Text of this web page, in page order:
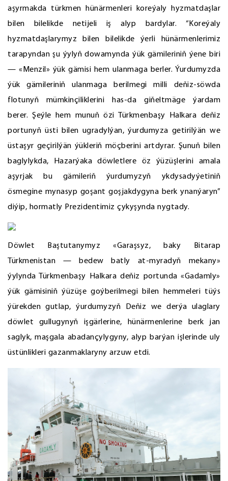
aşyrmakda türkmen hünärmenleri koreýaly hyzmatdaşlar
bilen bilelikde netijeli iş alyp bardylar. “Koreýaly
hyzmatdaşlarymyz bilen bilelikde ýerli hünärmenlerimiz
tarapyndan şu ýylyň dowamynda ýük gämileriniň ýene biri
— «Menzil» ýük gämisi hem ulanmaga berler. Ýurdumyzda
ýük gämileriniň ulanmaga berilmegi milli deňiz-söwda
flotunyň mümkinçiliklerini has-da giňeltmäge ýardam
berer. Şeýle hem munuň özi Türkmenbaşy Halkara deňiz
portunyň üsti bilen ugradylýan, ýurdumyza getirilýän we
üstaşyr geçirilýän ýükleriň möçberini artdyrar. Şunuň bilen
baglylykda, Hazarýaka döwletlere öz ýüzüşlerini amala
aşyrjak bu gämileriň ýurdumyzyň ykdysadyýetiniň
ösmegine mynasyp goşant goşjakdygyna berk ynanýaryn”
diýip, hormatly Prezidentimiz çykyşynda nygtady.
Döwlet Baştutanymyz «Garaşsyz, baky Bitarap
Türkmenistan — bedew batly at-myradyň mekany»
ýylynda Türkmenbaşy Halkara deňiz portunda «Gadamly»
ýük gämisiniň ýüzüşe goýberilmegi bilen hemmeleri tüýs
ýürekden gutlap, ýurdumyzyň Deňiz we derýa ulaglary
döwlet gullugynyň işgärlerine, hünärmenlerine berk jan
saglyk, maşgala abadançylygyny, alyp barýan işlerinde uly
üstünlikleri gazanmaklaryny arzuw etdi.